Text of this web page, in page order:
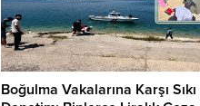
BİST 100 endeksi saat 13.05
itibariyle 10.546 puandan işlem
görüyor.BİST 30 Endeksi ise saat
13.05 itibariyle 11.702...
Boğulma Vakalarına Karşı Sıkı